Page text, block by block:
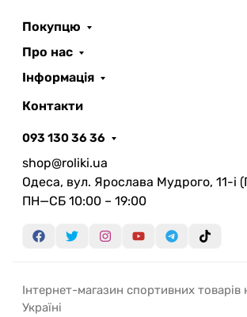
Покупцю
Про нас
Інформація
Контакти
093 130 36 36
shop@roliki.ua
Одеса, вул. Ярослава Мудрого, 11-i
ПН—СБ 10:00 – 19:00
Інтернет-магазин спортивних товарів
Україні